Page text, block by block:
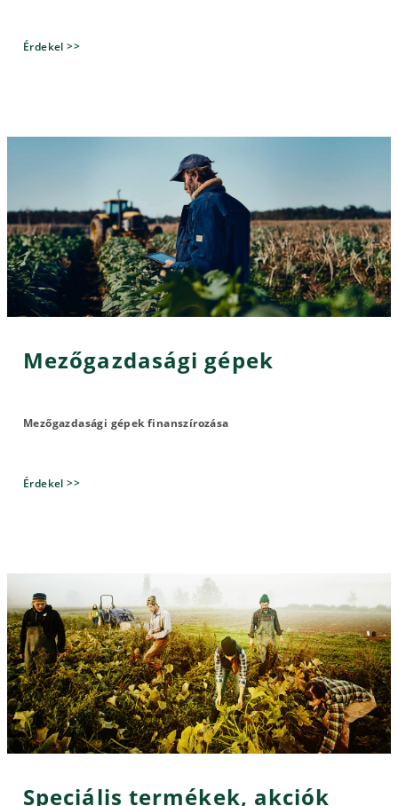
Érdekel >>
Mezőgazdasági gépek
Mezőgazdasági gépek finanszírozása
Érdekel >>
Speciális termékek, akciók